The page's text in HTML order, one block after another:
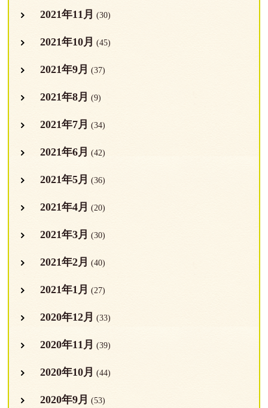
2021年11月 (30)
2021年10月 (45)
2021年9月 (37)
2021年8月 (9)
2021年7月 (34)
2021年6月 (42)
2021年5月 (36)
2021年4月 (20)
2021年3月 (30)
2021年2月 (40)
2021年1月 (27)
2020年12月 (33)
2020年11月 (39)
2020年10月 (44)
2020年9月 (53)